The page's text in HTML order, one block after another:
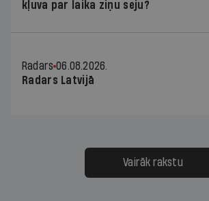
kļuva par laika ziņu seju?
Radars 06.08.2026.
Radars Latvijā
Vairāk rakstu